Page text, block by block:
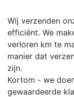
Wij verzenden
efficiënt. We
verloren km te
manier dat
zijn.
Kortom - we
gewaardeerde